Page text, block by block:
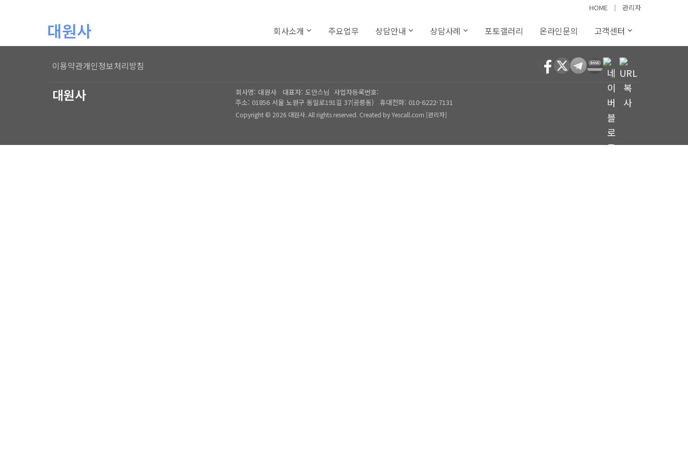
HOME │ 관리자
대원사 회사소개 주요업무 상담안내 상담사례 포토갤러리 온라인문의 고객센터
이용약관개인정보처리방침
대원사 회사명: 대원사대표자: 도안스님 사업자등록번호:
주소: 01856 서울 노원구 동일로191길 37(공릉동) 휴대전화: 010-6222-7131
Copyright © 2026 대원사. All rights reserved. Created by Yescall.com [관리자]